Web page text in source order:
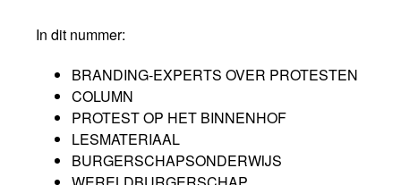
In dit nummer:
BRANDING-EXPERTS OVER PROTESTEN
COLUMN
PROTEST OP HET BINNENHOF
LESMATERIAAL
BURGERSCHAPSONDERWIJS